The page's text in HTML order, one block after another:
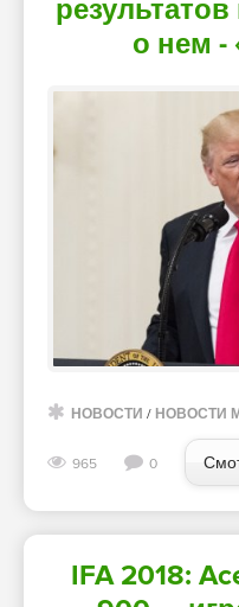
о нем -
НОВОСТИ / НОВОСТИ
965 0
IFA 2018: